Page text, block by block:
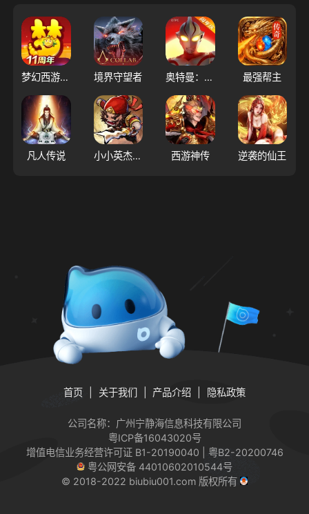
梦幻西游（大陆服） 境界守望者 奥特曼：超时空英雄 最强帮主
凡人传说 小小英杰：合战天下 西游神传 逆袭的仙王
首页 关于我们 产品介绍 隐私政策
公司名称：广州宁静海信息科技有限公司
粤ICP备16043020号
增值电信业务经营许可证 B1-20190040 | 粤B2-20200746
粤公网安备 44010602010544号
© 2018-2022 biubiu001.com 版权所有